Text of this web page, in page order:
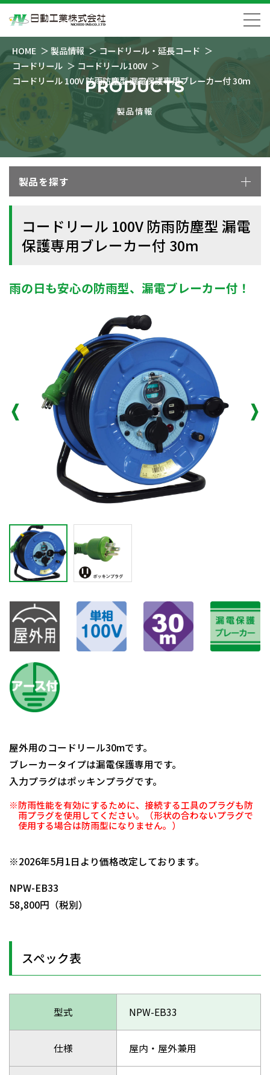
HOME 製品情報
コードリール・延長コード
コードリール
コードリール100V
コードリール 100V 防雨防塵型 漏電保護専用ブレーカー付 30m
PRODUCTS
製品情報
製品を探す
コードリール 100V 防雨防塵型 漏電
保護専用ブレーカー付 30m
雨の日も安心の防雨型、漏電ブレーカー付！
屋外用のコードリール30mです。
ブレーカータイプは漏電保護専用です。
入力プラグはポッキンプラグです。
※防雨性能を有効にするために、接続する工具のプラグも防
雨プラグを使用してください。（形状の合わないプラグで
使用する場合は防雨型になりません。）
※2026年5月1日より価格改定しております。
NPW-EB33
58,800円（税別）
スペック表
型式 NPW-EB33
仕様 屋内・屋外兼用